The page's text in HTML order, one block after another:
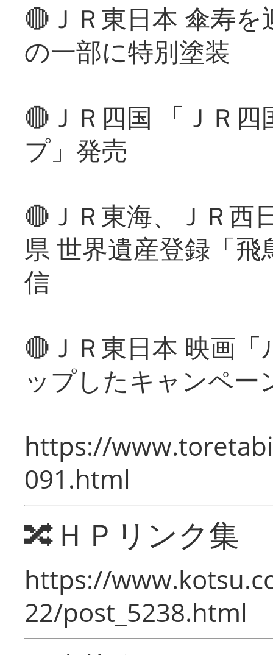
🔴ＪＲ東日本 傘寿
の一部に特別塗装
🔴ＪＲ四国 「ＪＲ
プ」発売
🔴ＪＲ東海、ＪＲ西
県 世界遺産登録「
信
🔴ＪＲ東日本 映画
ップしたキャンペー
https://
091.html
🔀ＨＰリンク集
https://
22/post_5238.html